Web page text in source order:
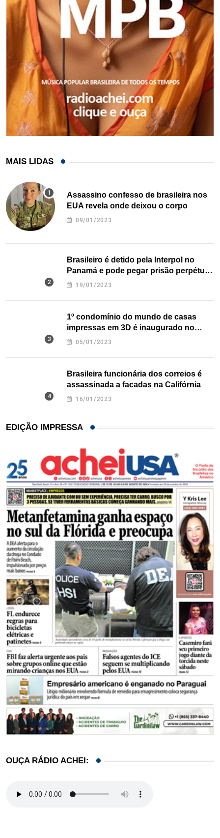
MAIS LIDAS
Assassino confesso de brasileira nos
EUA revela onde deixou o corpo
09/01/2023
Brasileiro é detido pela Interpol no
Panamá e pode pegar prisão perpétua
nos EUA
19/01/2023
1º condomínio do mundo de casas
impressas em 3D é inaugurado no
Texas
05/01/2023
Brasileira funcionária dos correios é
assassinada a facadas na Califórnia
16/01/2023
EDIÇÃO IMPRESSA
OUÇA RÁDIO ACHEI: